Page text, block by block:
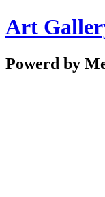
Art
Powerd by